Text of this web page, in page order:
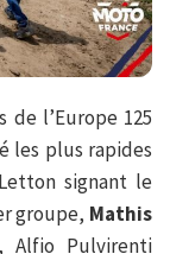
de l’Europe 125
les plus rapides
signant le
groupe, Mathis
Alfio Pulvirenti